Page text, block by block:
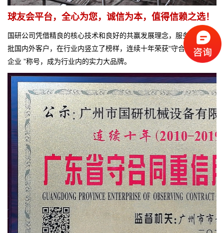
球友会平台，全心为您，诚信为本，值得信赖之选！
国研公司凭借精良的核心技术和良好的共赢发展理念，服务了一大
批国内外客户，在行业内竖立了榜样，连续十年荣获“守合同重信用
企业 ”称号，成为行业内的实力大品牌。